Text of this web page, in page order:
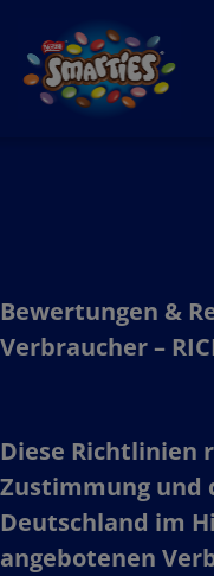
Inhalt
Bewertungen &
Verbraucher –
Diese Richtlinien
Zustimmung und
Deutschland im
angebotenen